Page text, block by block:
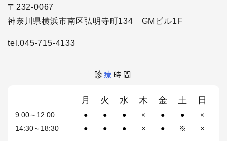
〒232-0067
神奈川県横浜市南区弘明寺町134 GMビル1F
tel.045-715-4133
診 療 時間
月 火 水 木 金 土 日
9:00～12:00 ● ● ● × ● ●
×
14:30～18:30
● ● ● × ● ※ ×